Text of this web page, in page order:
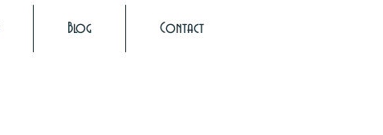
Blog Contact